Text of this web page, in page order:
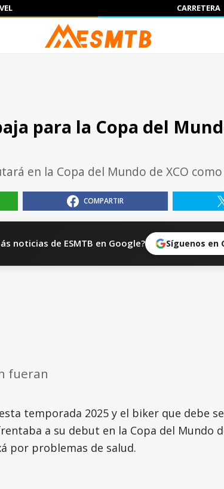
CARRETERA
para la Copa del
en la Copa del Mundo de XCO
COMPARTIR
noticias de ESMTB en Google? Síguenos en
fueran
temporada 2025 y el biker que debe
a su debut en la Copa del Mundo
por problemas de salud.